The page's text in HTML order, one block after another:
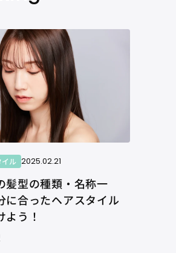
イル 2025.02.21
髪型の種類・名称一
に合ったヘアスタイル
よう！